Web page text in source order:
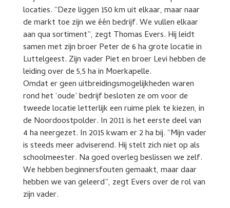
locaties. “Deze liggen 150 km uit elkaar, maar naar
de markt toe zijn we één bedrijf. We vullen elkaar
aan qua sortiment”, zegt Thomas Evers. Hij leidt
samen met zijn broer Peter de 6 ha grote locatie in
Luttelgeest. Zijn vader Piet en broer Levi hebben de
leiding over de 5,5 ha in Moerkapelle.
Omdat er geen uitbreidingsmogelijkheden waren
rond het ‘oude’ bedrijf besloten ze om voor de
tweede locatie letterlijk een ruime plek te kiezen, in
de Noordoostpolder. In 2011 is het eerste deel van
4 ha neergezet. In 2015 kwam er 2 ha bij. “Mijn vader
is steeds meer adviserend. Hij stelt zich niet op als
schoolmeester. Na goed overleg beslissen we zelf.
We hebben beginnersfouten gemaakt, maar daar
hebben we van geleerd”, zegt Evers over de rol van
zijn vader.